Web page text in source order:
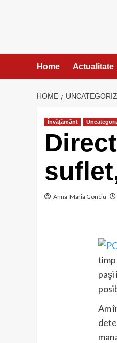
Home Actualitate
HOME
Învăţământ
Anna-Maria Gonciu
timp
Am